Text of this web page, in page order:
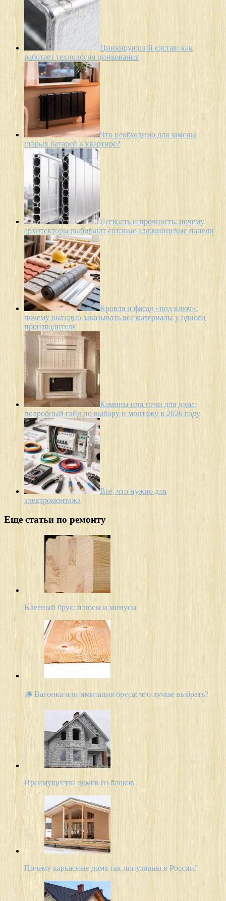
Цинкирующий состав: как
работает технология цинкования
Что необходимо для замены
старых батарей в квартире?
Легкость и прочность: почему
архитекторы выбирают сотовые алюминиевые панели
Кровля и фасад «под ключ»:
почему выгодно заказывать все материалы у одного
производителя
Камины или печи для дома:
подробный гайд по выбору и монтажу в 2026 году
Всё, что нужно для
электромонтажа
Еще статьи по ремонту
Клееный брус: плюсы и минусы
🪵 Вагонка или имитация бруса: что лучше выбрать?
Преимущества домов из блоков
Почему каркасные дома так популярны в России?